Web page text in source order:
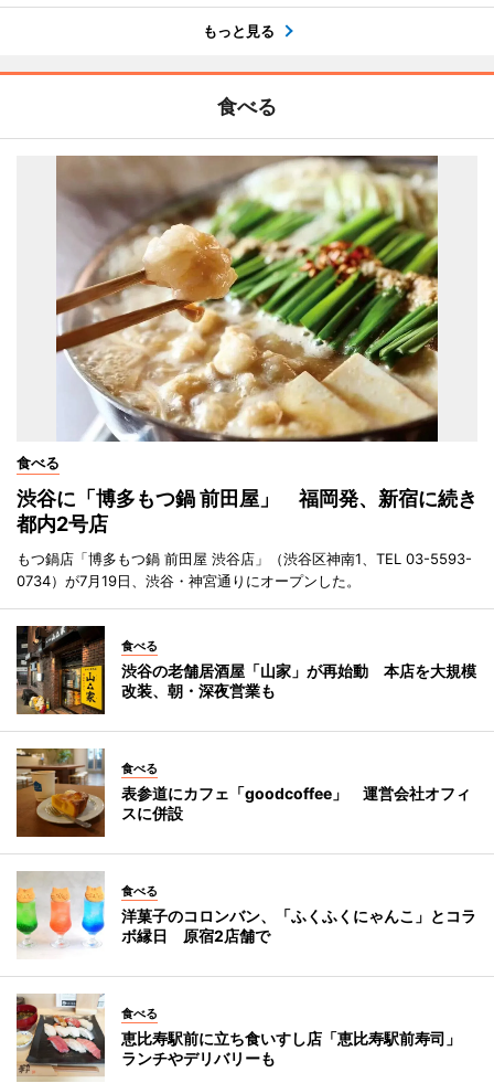
もっと見る
食べる
食べる
渋谷に「博多もつ鍋 前田屋」 福岡発、新宿に続き
都内2号店
もつ鍋店「博多もつ鍋 前田屋 渋谷店」（渋谷区神南1、TEL 03-5593-
0734）が7月19日、渋谷・神宮通りにオープンした。
食べる
渋谷の老舗居酒屋「山家」が再始動 本店を大規模
改装、朝・深夜営業も
食べる
表参道にカフェ「goodcoffee」 運営会社オフィ
スに併設
食べる
洋菓子のコロンバン、「ふくふくにゃんこ」とコラ
ボ縁日 原宿2店舗で
食べる
恵比寿駅前に立ち食いすし店「恵比寿駅前寿司」
ランチやデリバリーも